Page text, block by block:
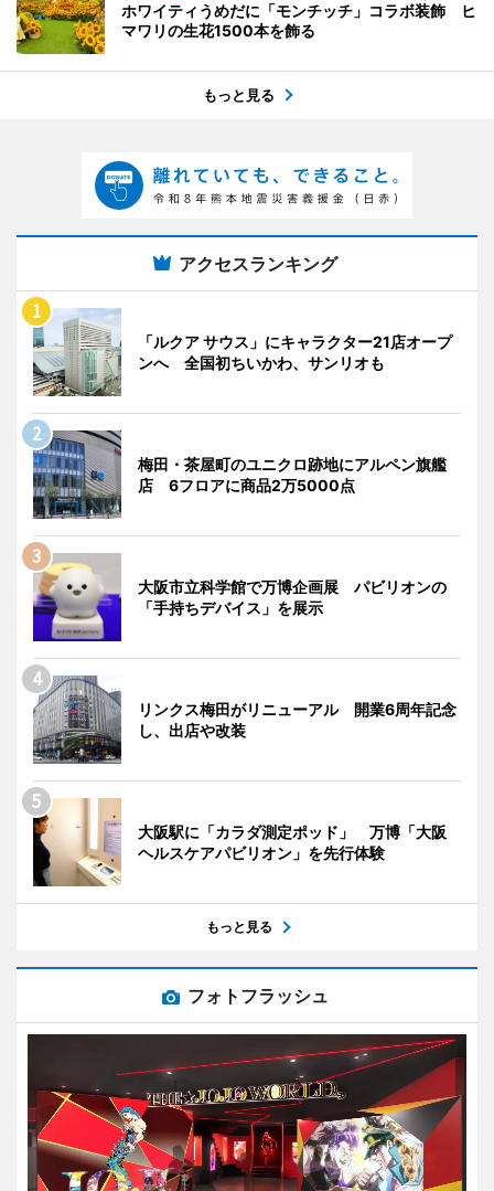
ホワイティうめだに「モンチッチ」コラボ装飾 ヒ
マワリの生花1500本を飾る
もっと見る
アクセスランキング
「ルクア サウス」にキャラクター21店オープ
ンへ 全国初ちいかわ、サンリオも
梅田・茶屋町のユニクロ跡地にアルペン旗艦
店 6フロアに商品2万5000点
大阪市立科学館で万博企画展 パビリオンの
「手持ちデバイス」を展示
リンクス梅田がリニューアル 開業6周年記念
し、出店や改装
大阪駅に「カラダ測定ポッド」 万博「大阪
ヘルスケアパビリオン」を先行体験
もっと見る
フォトフラッシュ